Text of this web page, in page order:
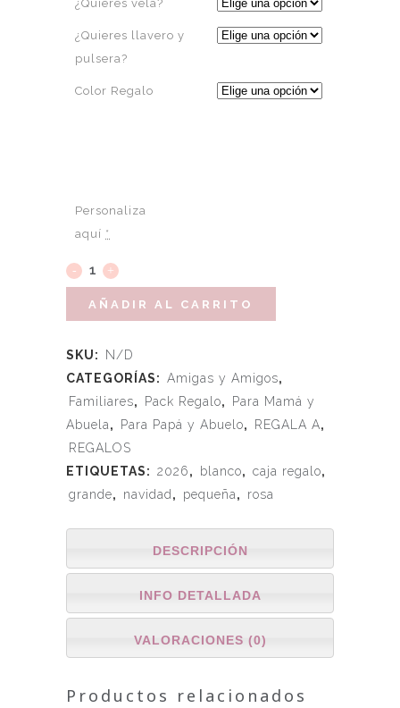
¿Quieres vela?
¿Quieres llavero y
pulsera?
Color Regalo
Personaliza
aquí *
AÑADIR AL CARRITO
SKU:
N/D
CATEGORÍAS: Amigas y Amigos,
Familiares, Pack Regalo,
Para Mamá y
Abuela, Para Papá y Abuelo, REGALA A,
REGALOS
ETIQUETAS: 2026, blanco, caja regalo,
grande, navidad, pequeña, rosa
DESCRIPCIÓN
INFO DETALLADA
VALORACIONES (0)
Productos relacionados